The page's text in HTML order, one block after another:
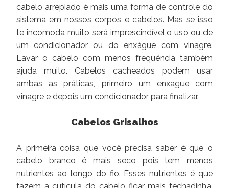
cabelo arrepiado é mais uma forma de controle do
sistema em nossos corpos e cabelos. Mas se isso
te incomoda muito será imprescindível o uso ou de
um condicionador ou do enxágue com vinagre.
Lavar o cabelo com menos frequência também
ajuda muito. Cabelos cacheados podem usar
ambas as práticas, primeiro um enxague com
vinagre e depois um condicionador para finalizar.
Cabelos Grisalhos
A primeira coisa que você precisa saber é que o
cabelo branco é mais seco pois tem menos
nutrientes ao longo do fio. Esses nutrientes é que